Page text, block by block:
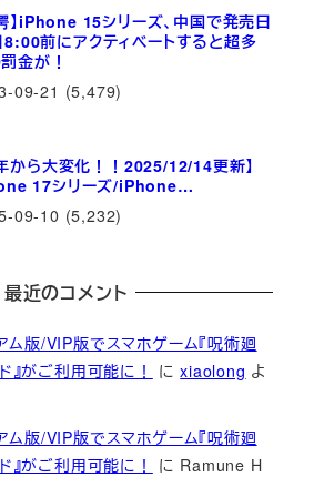
】iPhone 15シリーズ、中国で発売日
前にアクティベートすると超多
金が！
09-21 (5,479)
から大変化！！2025/12/14更新】
17シリーズ/iPhone…
09-10 (5,232)
最近のコメント
版/VIP版でスマホゲーム『呪術廻
』がご利用可能に！
にxiaolong よ
版/VIP版でスマホゲーム『呪術廻
』がご利用可能に！
に Ramune H